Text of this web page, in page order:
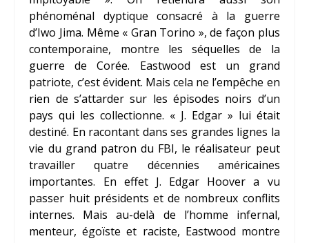
phénoménal dyptique consacré à la guerre
d’Iwo Jima. Même « Gran Torino », de façon plus
contemporaine, montre les séquelles de la
guerre de Corée. Eastwood est un grand
patriote, c’est évident. Mais cela ne l’empêche en
rien de s’attarder sur les épisodes noirs d’un
pays qui les collectionne. « J. Edgar » lui était
destiné. En racontant dans ses grandes lignes la
vie du grand patron du FBI, le réalisateur peut
travailler quatre décennies américaines
importantes. En effet J. Edgar Hoover a vu
passer huit présidents et de nombreux conflits
internes. Mais au-delà de l’homme infernal,
menteur, égoïste et raciste, Eastwood montre